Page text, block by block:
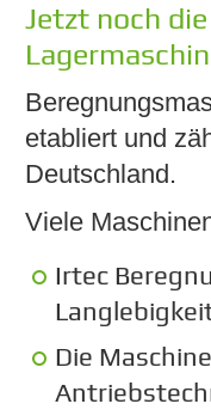
Jetzt noch
etabliert und
Deutschland.
Viele
Irtec
Die